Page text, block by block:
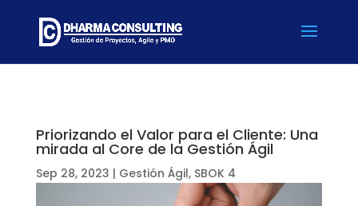
Priorizando el Valor para el Cliente: Una
mirada al Core de la Gestión Ágil
Sep 28, 2023 | Gestión Ágil, SBOK 4